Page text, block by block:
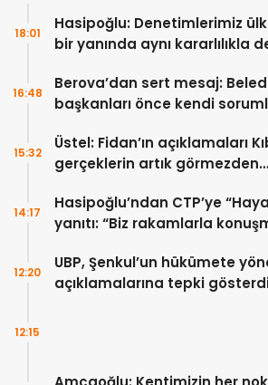
Hasipoğlu: Denetimlerimiz
bir yanında aynı kararlılıkla
18:01
Berova’dan sert mesaj:
başkanları önce kendi
16:48
Üstel: Fidan’ın açıklamaları
gerçeklerin artık görmezden
15:32
Hasipoğlu’ndan CTP’ye
yanıtı: “Biz rakamlarla
14:17
UBP, Şenkul’un hükümete
açıklamalarına tepki
12:20
12:15